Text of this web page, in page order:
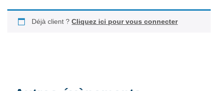
Déjà client ?Cliquez ici pour vous connecter